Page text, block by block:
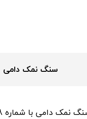
سنگ نمک دامی